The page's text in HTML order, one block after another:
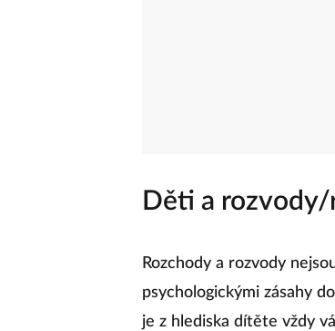
Děti a
Rozchody a rozvody
psychologickými zásahy
je z hlediska dítěte vždy